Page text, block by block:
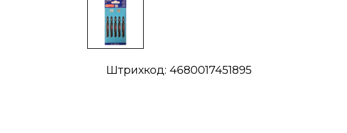
Штрихкод: 4680017451895